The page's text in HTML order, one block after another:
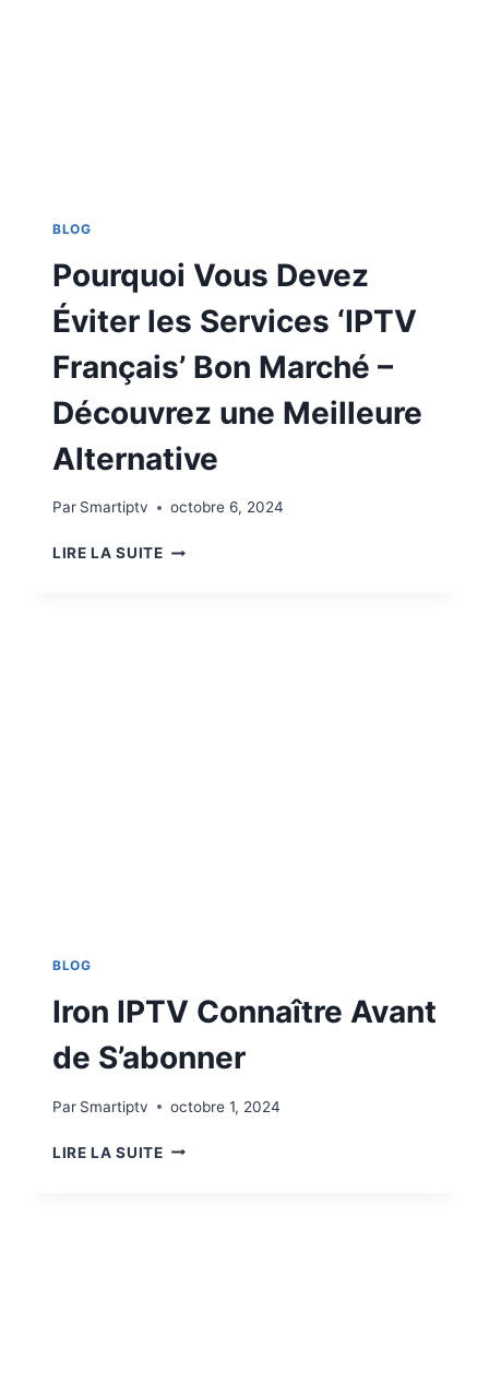
BLOG
Pourquoi Vous Devez
Éviter les Services ‘IPTV
Français’ Bon Marché –
Découvrez une Meilleure
Alternative
Par Smartiptv octobre 6, 2024
LIRE LA SUITE
BLOG
Iron IPTV Connaître Avant
de S’abonner
Par Smartiptv octobre 1, 2024
LIRE LA SUITE